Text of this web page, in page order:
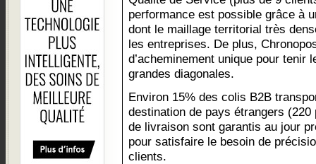
performance est possible grâce à
dont le maillage territorial très
les entreprises. De plus,
d’acheminement unique pour tenir
grandes diagonales.
Environ 15% des colis B2B
destination de pays étrangers
de livraison sont garantis au jour
pour satisfaire le besoin de
clients.